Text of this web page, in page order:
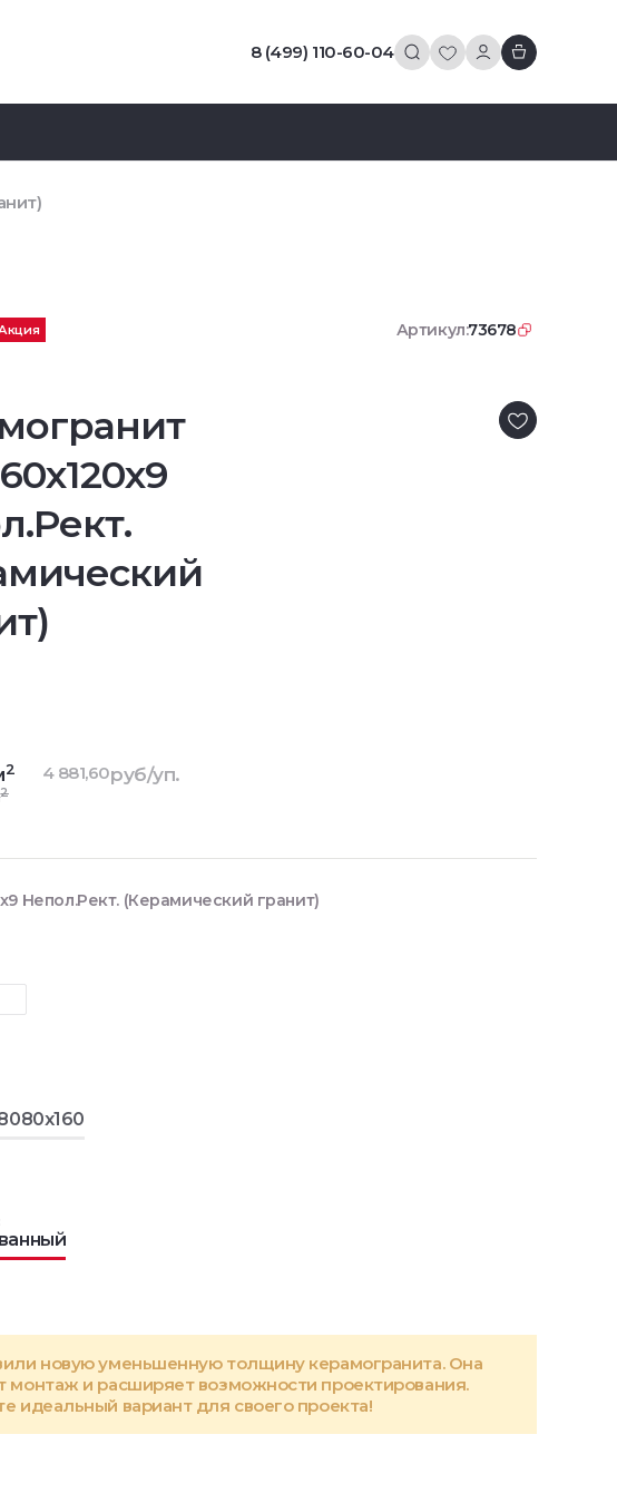
8 (499) 110-60-04
Артикул:73678
80x160
новую уменьшенную толщину керамогранита. Она
монтаж и расширяет возможности проектирования.
идеальный вариант для своего проекта!
2
2
4 881,60руб/уп.
Непол.Рект. (Керамический гранит)